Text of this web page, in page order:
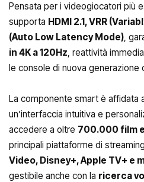
Pensata per i videogiocatori più
supporta HDMI 2.1, VRR
(Auto Low Latency Mode),
in 4K a 120Hz, reattività
le console di nuova generazione
La componente smart è affidata
un’interfaccia intuitiva e
accedere a oltre 700.000 film
principali piattaforme di
Video, Disney+, Apple TV+ e
gestibile anche con la ricerca